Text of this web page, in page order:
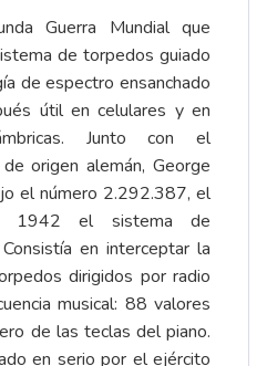
Guerra Mundial que
de torpedos guiado
de espectro ensanchado
útil en celulares y en
Junto con el
origen alemán, George
el número 2.292.387, el
el sistema de
en interceptar la
dirigidos por radio
musical: 88 valores
de las teclas del piano.
en serio por el ejército